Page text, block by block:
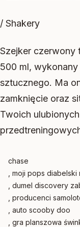
/ Shakery
Szejker czerwony
500 ml,
sztucznego. Ma
zamknięcie oraz
Twoich
chase
, moji pops diabelski
, dumel discovery
, producenci
, auto scooby doo
, gra planszowa